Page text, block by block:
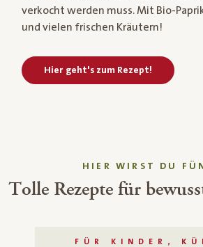
verkocht werden muss. Mit Bio-
und vielen frischen Kräutern!
Hier geht's zum Rezept!
HIER WIRST DU
Tolle Rezepte für
FÜR KINDER,